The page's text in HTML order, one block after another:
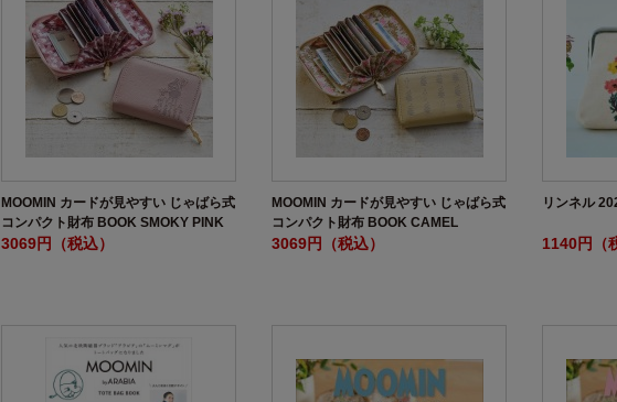
MOOMIN カードが見やすい じゃばら式
コンパクト財布 BOOK SMOKY PINK
3069円（税込）
MOOMIN カードが見やすい じゃばら式
コンパクト財布 BOOK CAMEL
3069円（税込）
リンネル
1140円（